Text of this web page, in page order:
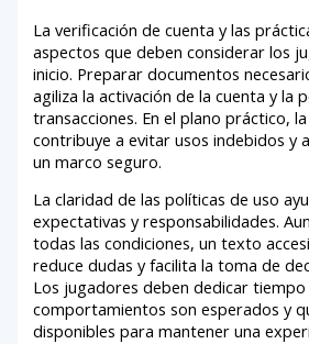
La verificación de cuenta y las
aspectos que deben considerar los
inicio. Preparar documentos
agiliza la activación de la cuenta y la
transacciones. En el plano práctico,
contribuye a evitar usos indebidos y
un marco seguro.
La claridad de las políticas de uso
expectativas y responsabilidades.
todas las condiciones, un texto
reduce dudas y facilita la toma de
Los jugadores deben dedicar
comportamientos son esperados y
disponibles para mantener una